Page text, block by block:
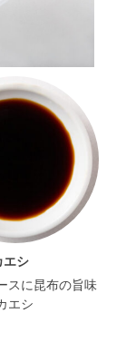
エシ
スに昆布の旨味
エシ